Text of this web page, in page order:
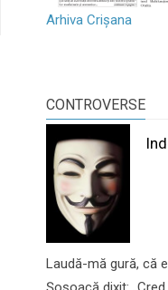
Arhiva Crișana
CONTROVERSE
Laudă-mă gură, că